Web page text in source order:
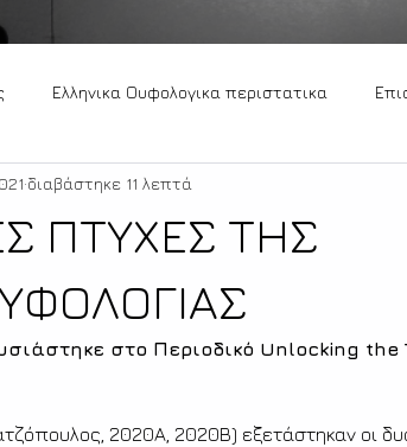
Ελληνικα Ουφολογικα περιστατικα
ΠΤΥΧΕΣ ΤΗΣ
διαβάστηκε 11 λεπτά
στο Περιοδικό Unlocking the
2020Α, 2020Β) εξετάστηκαν οι